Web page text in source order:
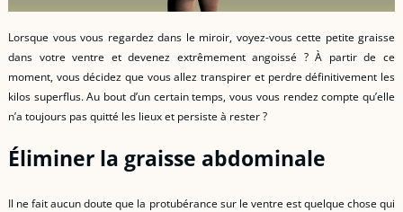
Lorsque vous vous regardez dans le miroir, voyez-vous cette petite graisse
dans votre ventre et devenez extrêmement angoissé ? À partir de ce
moment, vous décidez que vous allez transpirer et perdre définitivement les
kilos superflus. Au bout d’un certain temps, vous vous rendez compte qu’elle
n’a toujours pas quitté les lieux et persiste à rester ?
Éliminer la graisse abdominale
Il ne fait aucun doute que la protubérance sur le ventre est quelque chose qui